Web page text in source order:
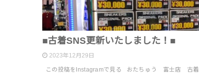
■古着SNS更新いたしました！■
2023年12月29日
この投稿をInstagramで見る おたちゅう 富士店 古着